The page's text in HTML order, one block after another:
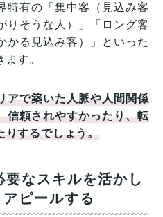
特有の「集中客（見込み客
りそうな人）」「ロング客
かる見込み客）」といった
す。
アで築いた人脈や人間関係
信頼されやすかったり、転
りするでしょう。
なスキルを活かし
ピールする